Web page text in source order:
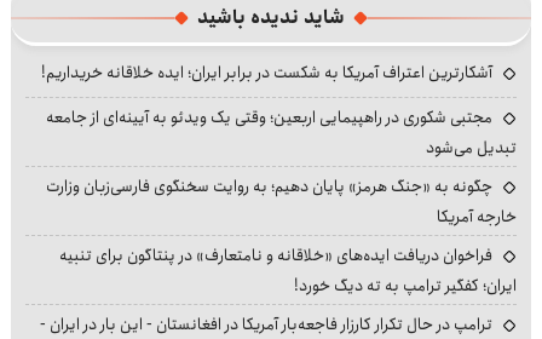
شاید ندیده باشید
آشکارترین اعتراف آمریکا به شکست در برابر ایران؛ ایده خلاقانه خریداریم!
مجتبی شکوری در راهپیمایی اربعین؛ وقتی یک ویدئو به آیینه‌ای از جامعه
تبدیل می‌شود
چگونه به «جنگ هرمز» پایان دهیم؛ به روایت سخنگوی فارسی‌زبان وزارت
خارجه آمریکا
فراخوان دریافت ایده‌های «خلاقانه و نامتعارف» در پنتاگون برای تنبیه
ایران؛ کفگیر ترامپ به ته دیگ خورد!
ترامپ در حال تکرار کارزار فاجعه‌بار آمریکا در افغانستان - این بار در ایران -